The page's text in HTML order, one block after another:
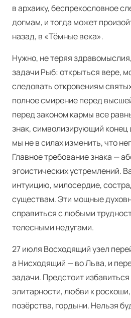
в архаику, беспрекословное
догмам, и тогда может
назад, в «Тёмные века».
Нужно, не теряя
задачи Рыб: открыться вере,
следовать откровениям
полное смирение перед
перед законом кармы все
знак, символизирующий конец
мы не в силах изменить, что
Главное требование знака —
эгоистических устремлений.
интуицию, милосердие,
существам. Эти мощные
справиться с любыми
телесными недугами.
27 июля Восходящий узел
а Нисходящий — во Льва, и
задачи. Предстоит
элитарности, любви к
позёрства, гордыни. Нельзя